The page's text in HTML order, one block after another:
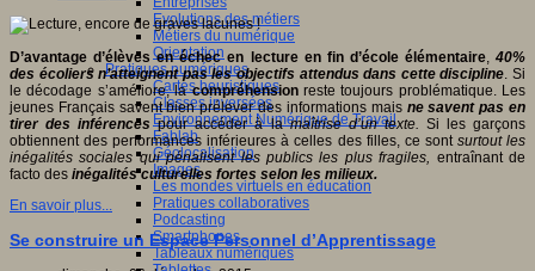
Evolutions des métiers
Métiers du numérique
Orientation
Pratiques numériques
Cartes heuristiques
Classes inversées
Environnement Numérique de Travail
Fablab
Géolocalisation
Images
Les mondes virtuels en éducation
Pratiques collaboratives
Podcasting
Smartphones
Tableaux numériques
D’avantage d’élèves en échec en lecture en fin d’école élémentaire,40%
des écoliers n’atteignent pas les objectifs attendus dans cette discipline. Si
le décodage s’améliore, lacompréhensionreste toujours problématique. Les
jeunes Français savent bien prélever des informations maisne savent pas en
tirer des inférences pour accéder à lamaîtrise d’un texte. Si les garçons
obtiennent des performances inférieures à celles des filles, ce sont surtout les
inégalités sociales qui pénalisent les publics les plus fragiles, entraînant de
facto des inégalités culturelles fortes selon les milieux.
En savoir plus...
Se construire un Espace Personnel d’Apprentissage